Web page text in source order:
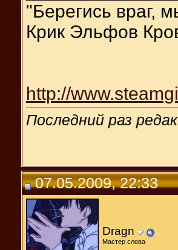
"Берегись враг,
Крик Эльфов
http://
Последний раз
07.05.2009, 22:33
Dragn
Мастер слова